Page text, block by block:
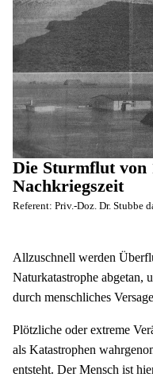
Die Sturmflut von
Nachkriegszeit
Referent: Priv.-Doz. Dr. Stubbe
Allzuschnell werden
Naturkatastrophe abgetan,
durch menschliches
Plötzliche oder extreme
als Katastrophen
entsteht. Der Mensch ist